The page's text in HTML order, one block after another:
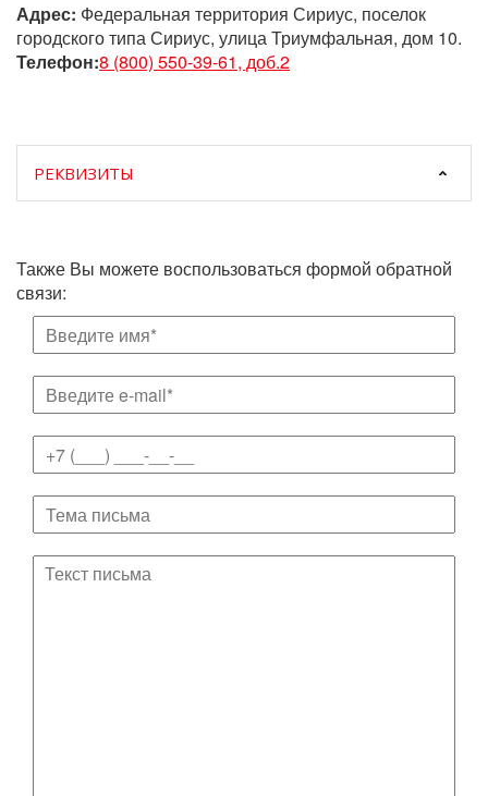
Адрес: Федеральная территория Сириус, поселок
городского типа Сириус, улица Триумфальная, дом 10.
Телефон:8 (800) 550-39-61, доб.2
РЕКВИЗИТЫ
Также Вы можете воспользоваться формой обратной
связи: